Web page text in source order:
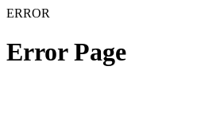
ERROR
Error Page